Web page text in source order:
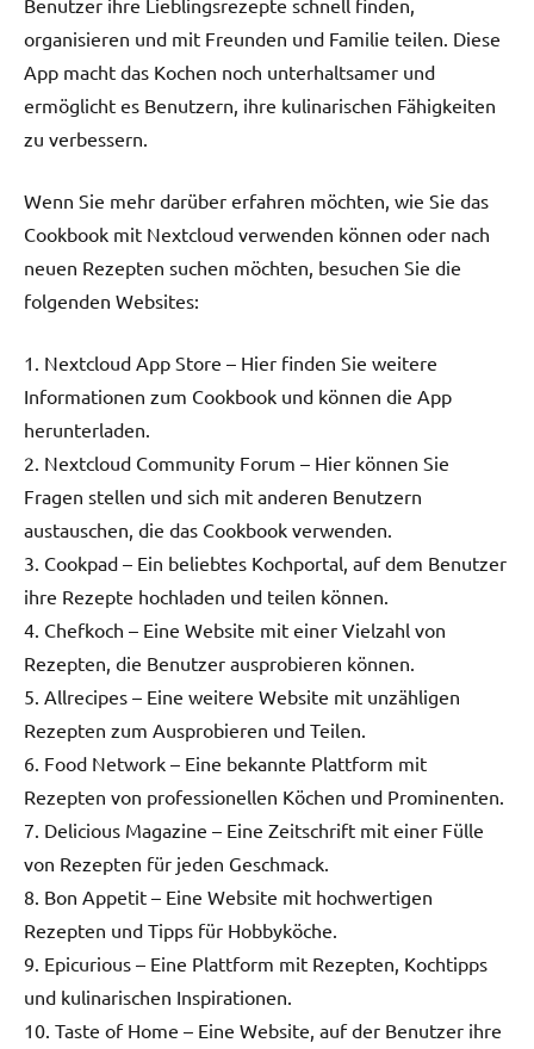
organisieren und mit Freunden und Familie teilen. Diese
App macht das Kochen noch unterhaltsamer und
ermöglicht es Benutzern, ihre kulinarischen Fähigkeiten
zu verbessern.
Wenn Sie mehr darüber erfahren möchten, wie Sie das
Cookbook mit Nextcloud verwenden können oder nach
neuen Rezepten suchen möchten, besuchen Sie die
folgenden Websites:
1. Nextcloud App Store – Hier finden Sie weitere
Informationen zum Cookbook und können die App
herunterladen.
2. Nextcloud Community Forum – Hier können Sie
Fragen stellen und sich mit anderen Benutzern
austauschen, die das Cookbook verwenden.
3. Cookpad – Ein beliebtes Kochportal, auf dem Benutzer
ihre Rezepte hochladen und teilen können.
4. Chefkoch – Eine Website mit einer Vielzahl von
Rezepten, die Benutzer ausprobieren können.
5. Allrecipes – Eine weitere Website mit unzähligen
Rezepten zum Ausprobieren und Teilen.
6. Food Network – Eine bekannte Plattform mit
Rezepten von professionellen Köchen und Prominenten.
7. Delicious Magazine – Eine Zeitschrift mit einer Fülle
von Rezepten für jeden Geschmack.
8. Bon Appetit – Eine Website mit hochwertigen
Rezepten und Tipps für Hobbyköche.
9. Epicurious – Eine Plattform mit Rezepten, Kochtipps
und kulinarischen Inspirationen.
10. Taste of Home – Eine Website, auf der Benutzer ihre